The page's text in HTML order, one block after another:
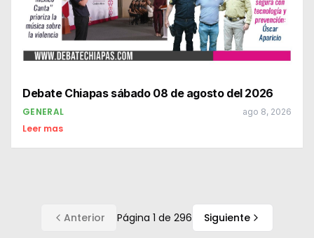
Debate Chiapas sábado 08 de agosto del 2026
GENERAL ago 8, 2026
Leer mas
Anterior Página 1 de 296 Siguiente